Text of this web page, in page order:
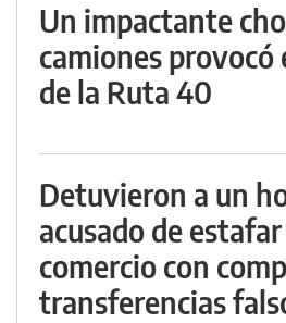
Un impactante
camiones
de la Ruta 40
Detuvieron a un
acusado de
comercio con
transferencias